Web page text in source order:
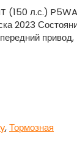
(150 л.с.)
2023
привод,
,Тормозная